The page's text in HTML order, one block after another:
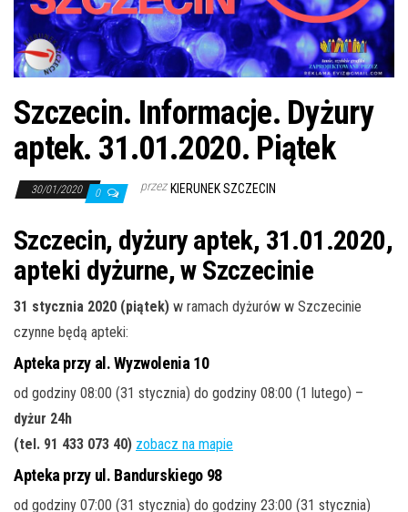
ę
Szczecin. Informacje. Dyżury
aptek. 31.01.2020. Piątek
30/01/2020 0 przez KIERUNEK SZCZECIN
Szczecin, dyżury aptek, 31.01.2020,
apteki dyżurne, w Szczecinie
31 stycznia 2020 (piątek) w ramach dyżurów w Szczecinie
czynne będą apteki:
Apteka przy al. Wyzwolenia 10
od godziny 08:00 (31 stycznia) do godziny 08:00 (1 lutego) –
dyżur 24h
(tel. 91 433 073 40) zobacz na mapie
Apteka przy ul. Bandurskiego 98
od godziny 07:00 (31 stycznia) do godziny 23:00 (31 stycznia)